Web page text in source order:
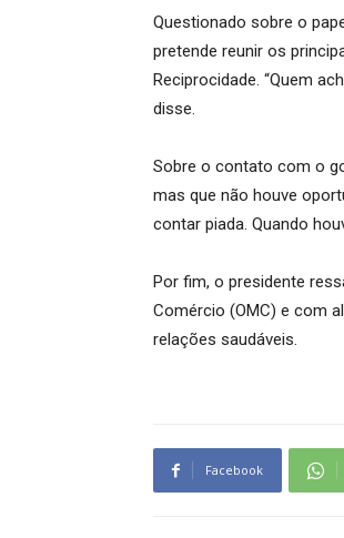
Questionado sobre o
pretende reunir os
Reciprocidade. “Quem
disse.
Sobre o contato com o
mas que não houve
contar piada. Quando
Por fim, o presidente
Comércio (OMC) e com
relações saudáveis.
Facebook